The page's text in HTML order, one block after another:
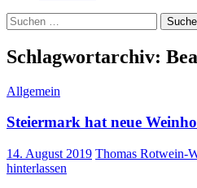
Suchen
nach:
Schlagwortarchiv:
Allgemein
Steiermark hat neue
14. August 2019 Thomas Rotwein-
hinterlassen